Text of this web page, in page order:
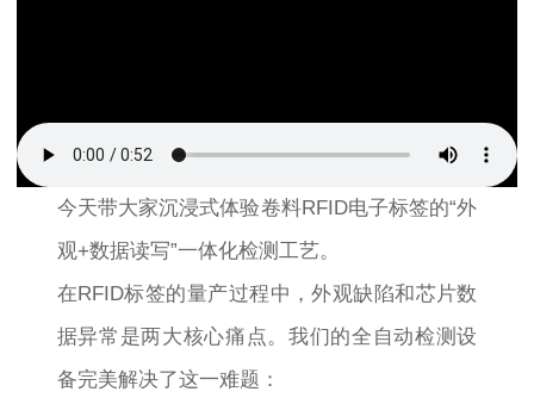
今天带大家沉浸式体验卷料RFID电子标签的“外
观+数据读写”一体化检测工艺。
在RFID标签的量产过程中，外观缺陷和芯片数
据异常是两大核心痛点。我们的全自动检测设
备完美解决了这一难题：